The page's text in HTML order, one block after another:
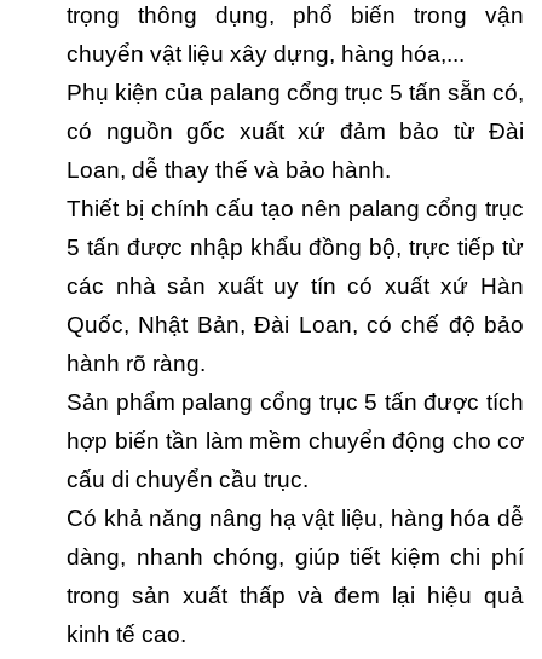
trọng thông dụng, phổ biến trong vận
chuyển vật liệu xây dựng, hàng hóa,...
Phụ kiện của palang cổng trục 5 tấn sẵn có,
có nguồn gốc xuất xứ đảm bảo từ Đài
Loan, dễ thay thế và bảo hành.
Thiết bị chính cấu tạo nên palang cổng trục
5 tấn được nhập khẩu đồng bộ, trực tiếp từ
các nhà sản xuất uy tín có xuất xứ Hàn
Quốc, Nhật Bản, Đài Loan, có chế độ bảo
hành rõ ràng.
Sản phẩm palang cổng trục 5 tấn được tích
hợp biến tần làm mềm chuyển động cho cơ
cấu di chuyển cầu trục.
Có khả năng nâng hạ vật liệu, hàng hóa dễ
dàng, nhanh chóng, giúp tiết kiệm chi phí
trong sản xuất thấp và đem lại hiệu quả
kinh tế cao.